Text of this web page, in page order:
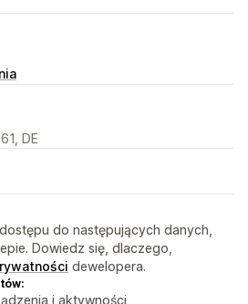
DE
do następujących danych,
Dowiedz się, dlaczego,
dewelopera.
i aktywności